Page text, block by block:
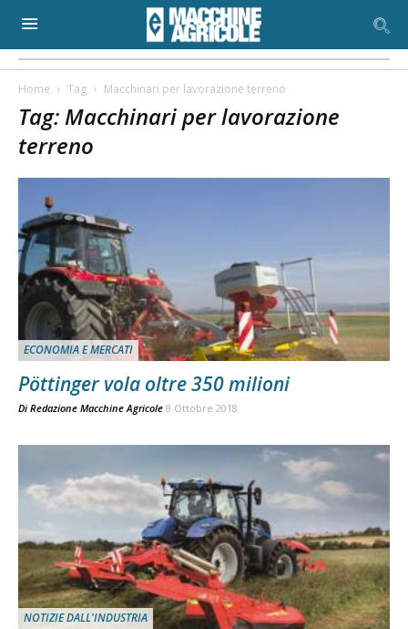
Home Tag Macchinari per lavorazione terreno
Tag: Macchinari per lavorazione
terreno
ECONOMIA E MERCATI
Pöttinger vola oltre 350 milioni
Di Redazione Macchine Agricole 8 Ottobre 2018
NOTIZIE DALL'INDUSTRIA